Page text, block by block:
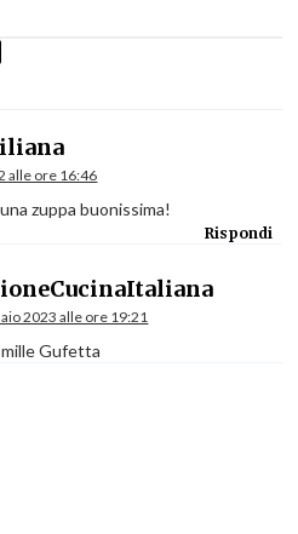
alle ore 16:46
zuppa buonissima!
Rispondi
2023 alle ore 19:21
Gufetta